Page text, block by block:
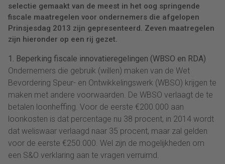
selectie gemaakt van de meest in het oog springende
fiscale maatregelen voor ondernemers die afgelopen
Prinsjesdag 2013 zijn gepresenteerd. Zeven maatregelen
zijn hieronder op een rij gezet.
1. Beperking fiscale innovatieregelingen (WBSO en RDA)
Ondernemers die gebruik (willen) maken van de Wet
Bevordering Speur- en Ontwikkelingswerk (WBSO) krijgen te
maken met andere voorwaarden. De WBSO verlaagt de te
betalen loonheffing. Voor de eerste €200.000 aan
loonkosten is dat percentage nu 38 procent, in 2014 wordt
dat weliswaar verlaagd naar 35 procent, maar zal gelden
voor de eerste €250.000. Wel zijn de mogelijkheden om
een S&O verklaring aan te vragen verruimd.